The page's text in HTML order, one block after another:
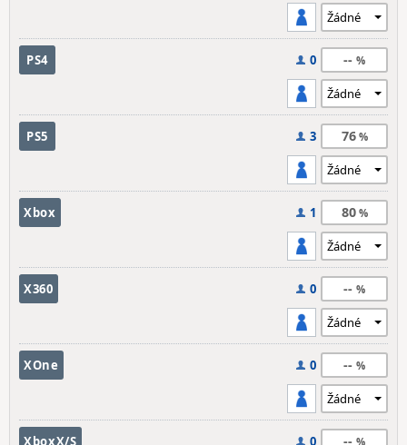
PS4 0 --
PS5 3 76
Xbox 1 80
X360 0 --
XOne 0 --
XboxX/S 0 --